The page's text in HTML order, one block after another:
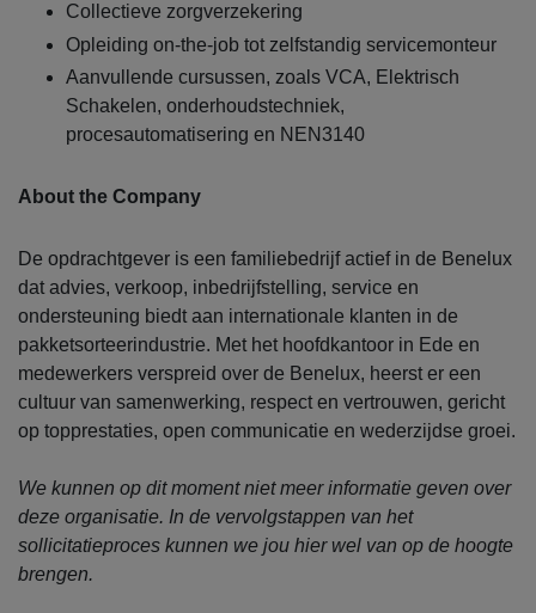
Collectieve zorgverzekering
Opleiding on-the-job tot zelfstandig servicemonteur
Aanvullende cursussen, zoals VCA, Elektrisch
Schakelen, onderhoudstechniek,
procesautomatisering en NEN3140
About the Company
De opdrachtgever is een familiebedrijf actief in de Benelux
dat advies, verkoop, inbedrijfstelling, service en
ondersteuning biedt aan internationale klanten in de
pakketsorteerindustrie. Met het hoofdkantoor in Ede en
medewerkers verspreid over de Benelux, heerst er een
cultuur van samenwerking, respect en vertrouwen, gericht
op topprestaties, open communicatie en wederzijdse groei.
We kunnen op dit moment niet meer informatie geven over
deze organisatie. In de vervolgstappen van het
sollicitatieproces kunnen we jou hier wel van op de hoogte
brengen.